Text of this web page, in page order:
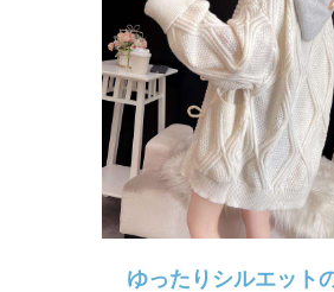
ゆったりシルエット